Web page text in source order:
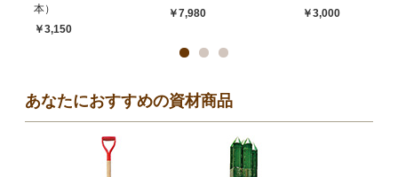
本）
￥3,150
￥7,980
￥3,000
あなたにおすすめの資材商品